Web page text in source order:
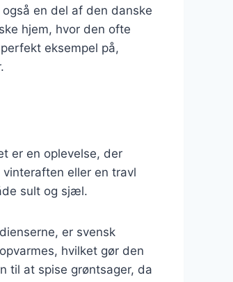
en del af den danske
hjem, hvor den ofte
eksempel på,
er en oplevelse, der
eller en travl
sult og sjæl.
er svensk
hvilket gør den
til at spise grøntsager, da